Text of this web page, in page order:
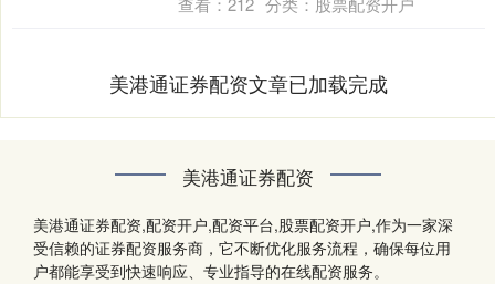
美港通证券配资文章已加载完成
美港通证券配资
美港通证券配资,配资开户,配资平台,股票配资开户,作为一家深
受信赖的证券配资服务商，它不断优化服务流程，确保每位用
户都能享受到快速响应、专业指导的在线配资服务。